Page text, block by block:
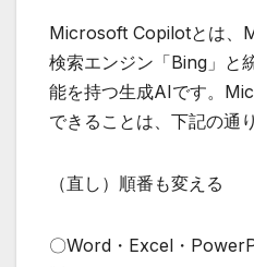
Microsoft Copilotとは、
検索エンジン「Bing」と
能を持つ生成AIです。
できることは、下記の通
（直し）順番も変える
〇Word・Excel・